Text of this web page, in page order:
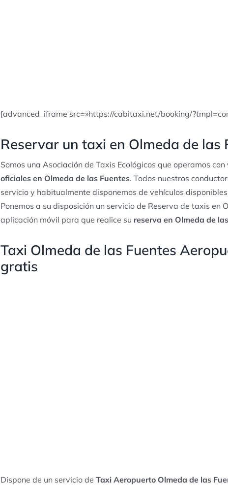
[advanced_iframe src=»https://cabitaxi.net/booking/
Reservar un taxi en Olmeda de las
Somos una Asociación de Taxis Ecológicos que operamos
oficiales en Olmeda de las Fuentes. Todos nuestros
servicio y habitualmente disponemos de vehículos
Ponemos a su disposición un servicio de Reserva de taxis en
aplicación móvil para que realice su reserva en Olmeda de
Taxi Olmeda de las Fuentes
gratis
Dispone de un servicio de Taxi Aeropuerto Olmeda de las